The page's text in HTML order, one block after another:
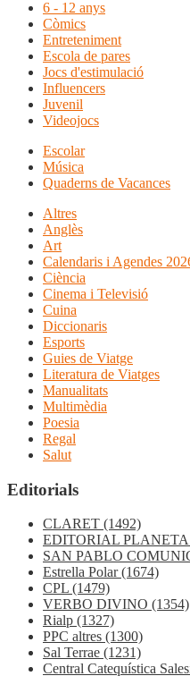
6 - 12 anys
Còmics
Entreteniment
Escola de pares
Jocs d'estimulació
Influencers
Juvenil
Videojocs
Escolar
Música
Quaderns de Vacances
Altres
Anglès
Art
Calendaris i Agendes
Ciència
Cinema i Televisió
Cuina
Diccionaris
Esports
Guies de Viatge
Literatura de Viatges
Manualitats
Multimèdia
Poesia
Regal
Salut
Editorials
CLARET (1492)
EDITORIAL PLANETA
SAN PABLO
Estrella Polar(1674)
CPL (1479)
VERBO DIVINO (1354)
Rialp (1327)
PPC altres (1300)
Sal Terrae (1231)
Central Catequística